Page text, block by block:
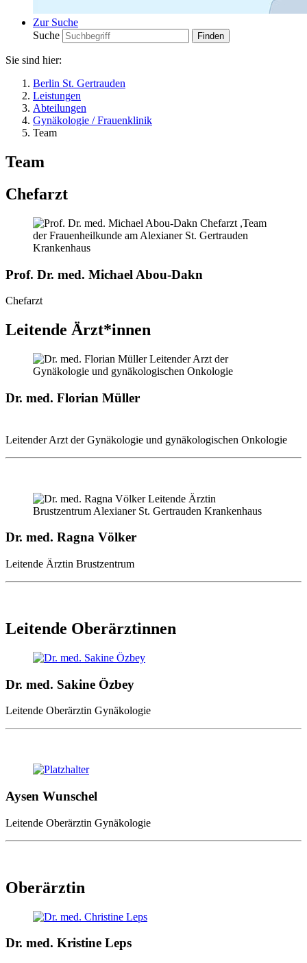
Zur Suche
Suche
Sie sind hier:
Berlin St. Gertrauden
Leistungen
Abteilungen
Gynäkologie / Frauenklinik
Team
Team
Chefarzt
Prof. Dr. med. Michael Abou-Dakn
Chefarzt
Leitende Ärzt*innen
Dr. med. Florian Müller
Leitender Arzt der Gynäkologie und gynäkologischen Onkologie
Dr. med. Ragna Völker
Leitende Ärztin Brustzentrum
Leitende Oberärztinnen
Dr. med. Sakine Özbey
Leitende Oberärztin Gynäkologie
Aysen Wunschel
Leitende Oberärztin Gynäkologie
Oberärztin
Dr. med. Kristine Leps